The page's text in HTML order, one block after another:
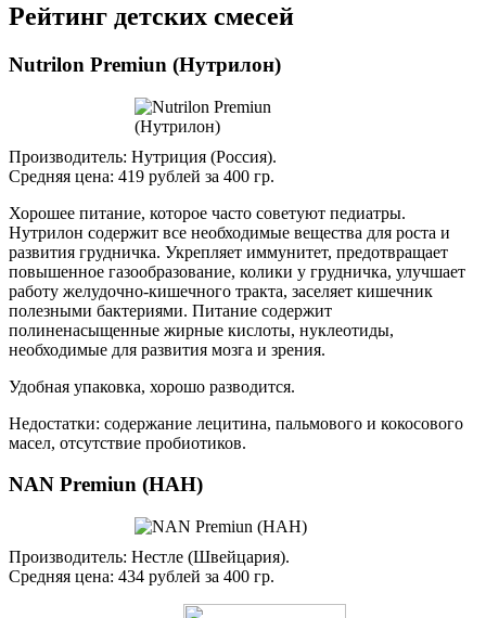
Рейтинг детских смесей
Nutrilon Premiun (Нутрилон)
Производитель: Нутриция (Россия).
Средняя цена: 419 рублей за 400 гр.
Хорошее питание, которое часто советуют педиатры.
Нутрилон содержит все необходимые вещества для роста и
развития грудничка. Укрепляет иммунитет, предотвращает
повышенное газообразование, колики у грудничка, улучшает
работу желудочно-кишечного тракта, заселяет кишечник
полезными бактериями. Питание содержит
полиненасыщенные жирные кислоты, нуклеотиды,
необходимые для развития мозга и зрения.
Удобная упаковка, хорошо разводится.
Недостатки: содержание лецитина, пальмового и кокосового
масел, отсутствие пробиотиков.
NAN Premiun (НАН)
Производитель: Нестле (Швейцария).
Средняя цена: 434 рублей за 400 гр.